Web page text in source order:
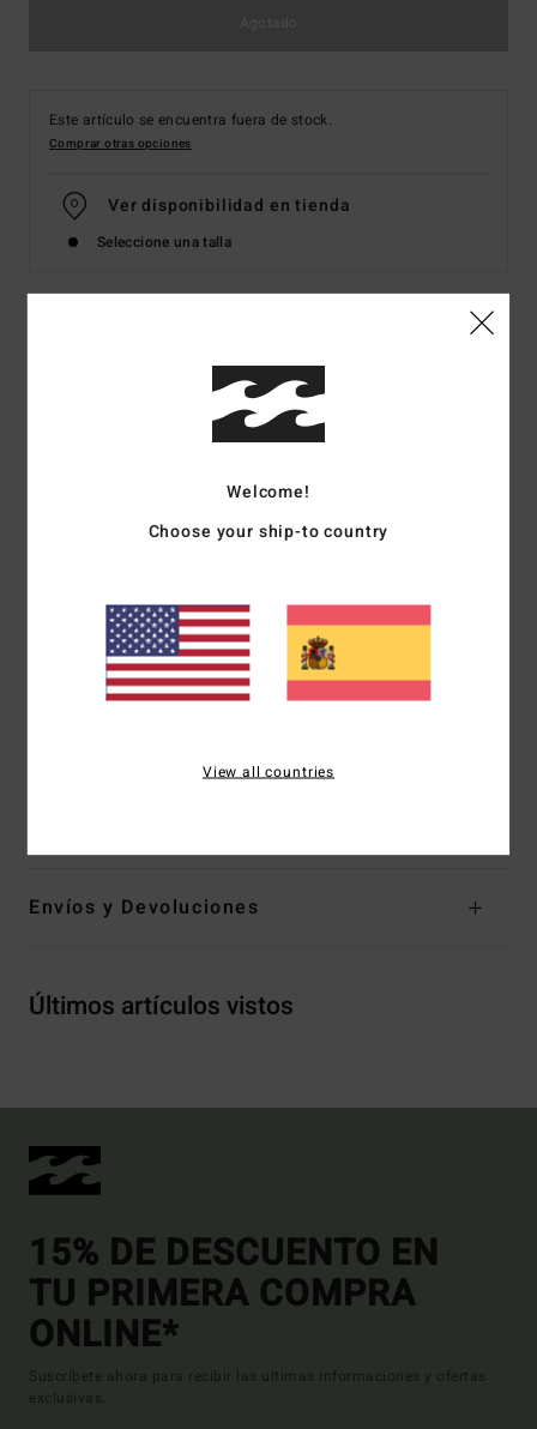
Este artículo se encuentra fuera de stock.
Comprar otras opciones
Ver disponibilidad en tienda
Seleccione una talla
Top de bikini Bralette Azul Mujer
Código de color
Tejido reciclado:Tejido reciclado, aterciopelado y
Busto con detalle de frunces
Copas extraíbles
[Tejido principal] 86% Recycled poliamida,
Envíos y Devoluciones
Últimos artículos vistos
15% DE DESCUENTO EN
TU PRIMERA COMPRA
ONLINE*
Suscríbete ahora para recibir las ultimas informaciones y ofertas
exclusivas.
Welcome!
Choose your ship-to country
View all countries